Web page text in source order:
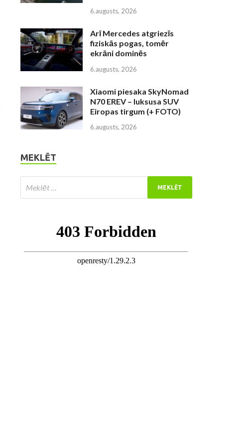
6.augusts, 2026
Arī Mercedes atgriezīs
fiziskās pogas, tomēr
ekrāni dominēs
6.augusts, 2026
Xiaomi piesaka SkyNomad
N70 EREV – luksusa SUV
Eiropas tirgum (+ FOTO)
6.augusts, 2026
MEKLĒT